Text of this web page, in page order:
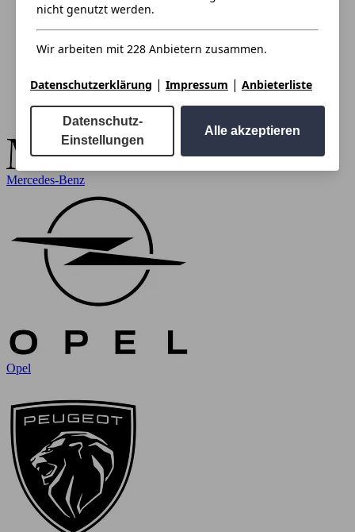
Mercedes-Benz
Opel
nicht genutzt werden.
Wir arbeiten mit 228 Anbietern zusammen.
Datenschutzerklärung | Impressum | Anbieterliste
Datenschutz-
Einstellungen
Alle akzeptieren